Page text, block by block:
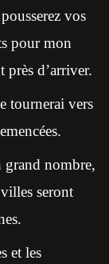
vos
pour mon
près d’arriver.
tournerai vers
grand nombre,
seront
et les